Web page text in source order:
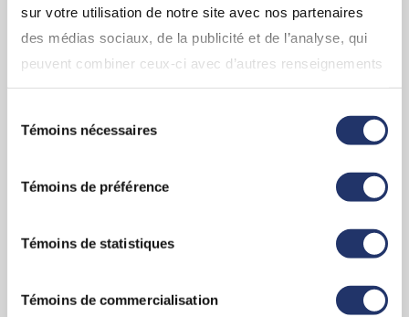
sur votre utilisation de notre site avec nos partenaires
des médias sociaux, de la publicité et de l’analyse, qui
peuvent combiner ceux-ci avec d’autres renseignements
que vous leur avez fournis ou qu’ils ont collectés lors de
votre utilisation de leurs services. En continuant d’utiliser
notre site Web, vous consentez à l’utilisation de nos
référez à la section « Modalités de tous les sites Web
».
Témoins nécessaires
Témoins de préférence
Témoins de statistiques
Témoins de commercialisation